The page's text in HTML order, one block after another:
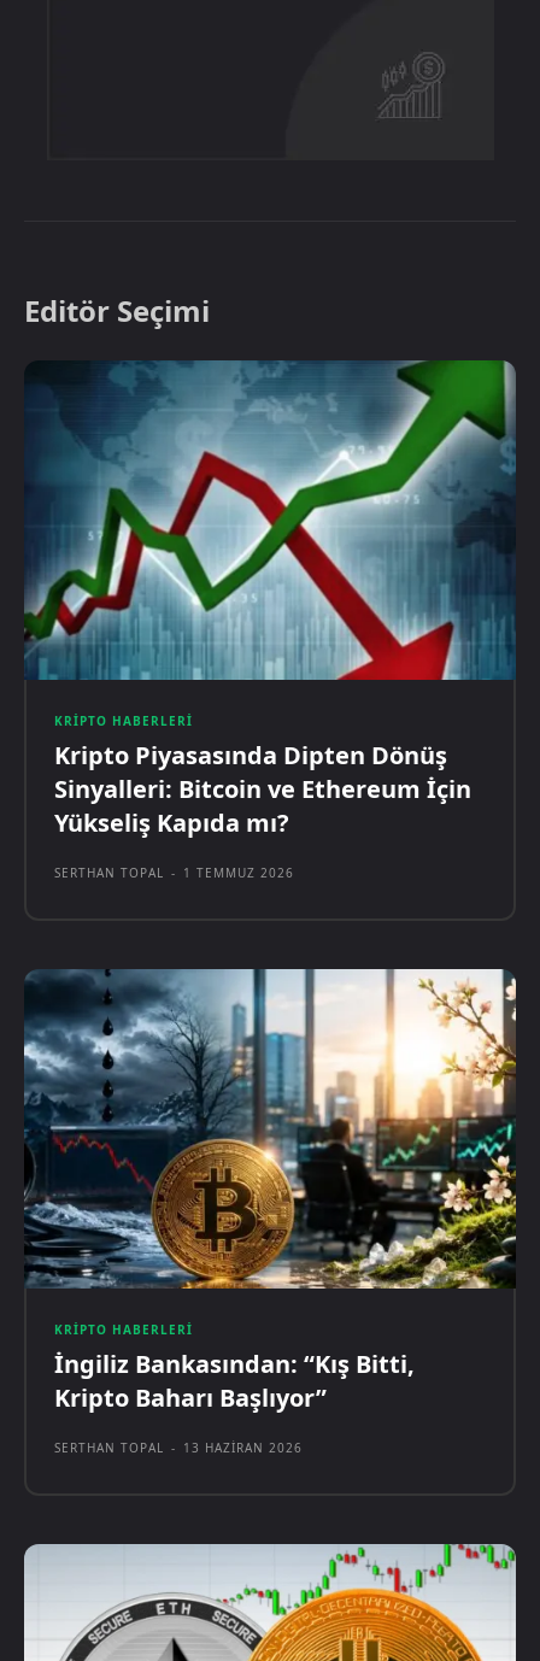
Editör Seçimi
KRIPTO HABERLERI
Kripto Piyasasında Dipten Dönüş
Sinyalleri: Bitcoin ve Ethereum İçin
Yükseliş Kapıda mı?
SERTHAN TOPAL - 1 TEMMUZ 2026
KRIPTO HABERLERI
İngiliz Bankasından: “Kış Bitti,
Kripto Baharı Başlıyor”
SERTHAN TOPAL - 13 HAZIRAN 2026